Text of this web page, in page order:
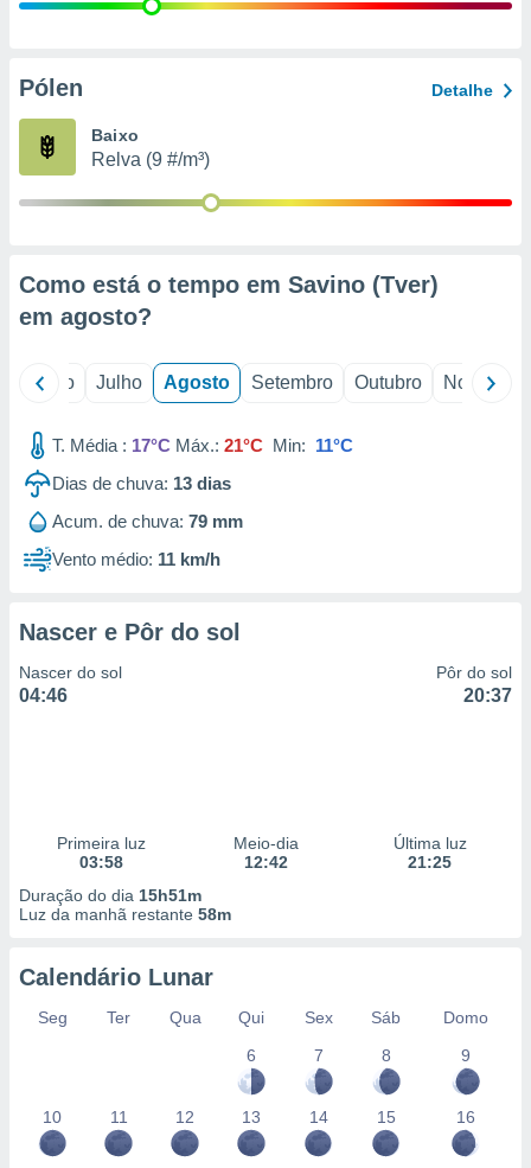
e
de
Pólen Detalhe
Baixo
Relva (9 #/m³)
Como está o tempo em Savino (Tver)
em agosto?
Junho Julho Agosto Setembro Outubro Novembro
T. Média : 17°C Máx.: 21°C Min: 11°C
Dias de chuva: 13 dias
Acum. de chuva: 79 mm
Vento médio: 11 km/h
Nascer e Pôr do sol
Nascer do sol
04:46
Pôr do sol
20:37
Primeira luz
03:58
Meio-dia
12:42
Última luz
21:25
Duração do dia 15h51m
Luz da manhã restante 58m
Calendário Lunar
Seg Ter Qua Qui Sex Sáb
Domo
6
7 8 9
10 11 12 13 14 15 16